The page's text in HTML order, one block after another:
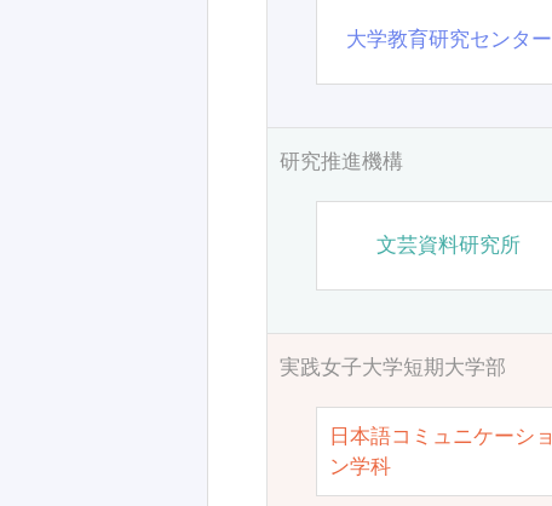
大学教育研究センター
研究推進機構
文芸資料研究所
実践女子大学短期大学部
日本語コミュニケーショ
ン学科